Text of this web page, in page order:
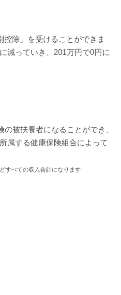
控除」を受けることができま
減っていき、201万円で0円に
被扶養者になることができ、
属する健康保険組合によって
すべての収入合計になります